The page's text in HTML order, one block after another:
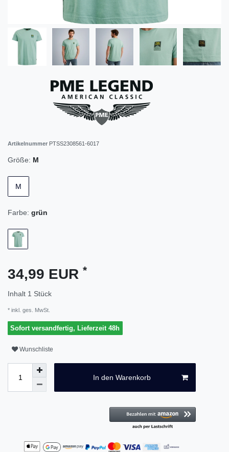
Artikelnummer PTSS2308561-6017
Größe: M
M
Farbe: grün
34,99 EUR *
Inhalt 1 Stück
* inkl. ges. MwSt.
Sofort versandfertig, Lieferzeit 48h
Wunschliste
In den Warenkorb